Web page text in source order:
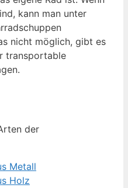
kann man unter
nicht möglich, gibt es
transportable
der
Metall
Holz